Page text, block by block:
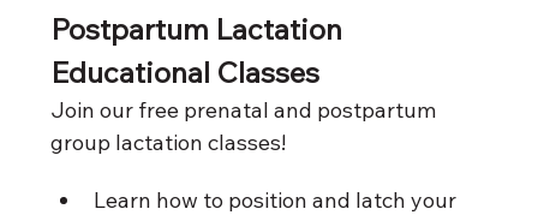
Postpartum Lactation
Educational Classes
Join our free prenatal and postpartum
group lactation classes!
Learn how to position and latch your